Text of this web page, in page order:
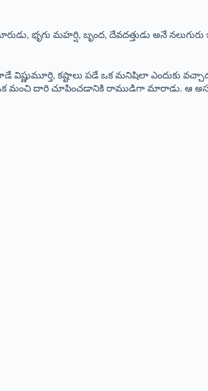
భృగు మహర్షి, బృంద, దేవదత్తుడు అనే
కష్టాలు పడే ఒక మనిషిలా ఎందుకు
దారి చూపించడానికి రాముడిగా మారాడు. ఆ